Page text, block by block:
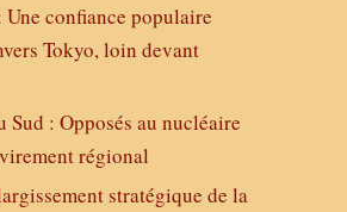
Une confiance populaire
Tokyo, loin devant
Sud : Opposés au nucléaire
régional
stratégique de la